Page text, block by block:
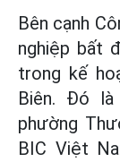
Bên cạnh
nghiệp bất
trong kế
Biên. Đó
phường
BIC Việt